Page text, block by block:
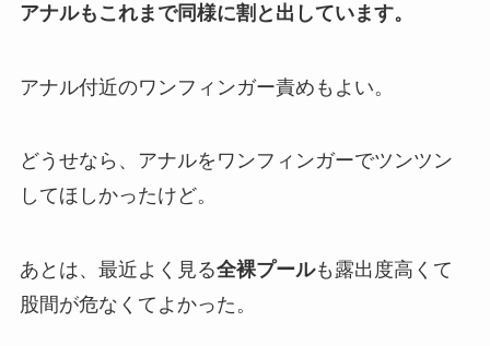
アナルもこれまで同様に割と出しています。
アナル付近のワンフィンガー責めもよい。
どうせなら、アナルをワンフィンガーでツンツン
してほしかったけど。
あとは、最近よく見る全裸プールも露出度高くて
股間が危なくてよかった。